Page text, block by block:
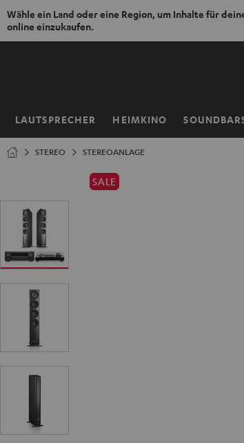
Wähle ein Land oder eine Region, um Inhalte für
online einzukaufen.
ZUM
LAUTSPRECHER HEIMKINO
Startseite
STEREO STEREOANLAGE
SALE